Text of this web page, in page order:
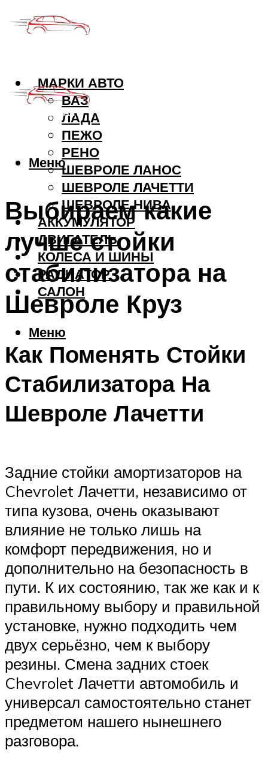
МАРКИ АВТО
ВАЗ
ЛАДА
ПЕЖО
РЕНО
ШЕВРОЛЕ ЛАНОС
ШЕВРОЛЕ ЛАЧЕТТИ
ШЕВРОЛЕ НИВА
АККУМУЛЯТОР
ДВИГАТЕЛЬ
КОЛЕСА И ШИНЫ
РАДИАТОР
САЛОН
Меню
Меню
Выбираем какие
лучше стойки
стабилизатора на
Шевроле Круз
Как Поменять Стойки
Стабилизатора На
Шевроле Лачетти
Задние стойки амортизаторов на
Chevrolet Лачетти, независимо от
типа кузова, очень оказывают
влияние не только лишь на
комфорт передвижения, но и
дополнительно на безопасность в
пути. К их состоянию, так же как и к
правильному выбору и правильной
установке, нужно подходить чем
двух серьёзно, чем к выбору
резины. Смена задних стоек
Chevrolet Лачетти автомобиль и
универсал самостоятельно станет
предметом нашего нынешнего
разговора.